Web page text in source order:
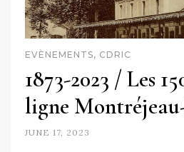
EVÈNEMENTS, CDRIC
1873-2023 / Les
ligne
JUNE 17, 2023